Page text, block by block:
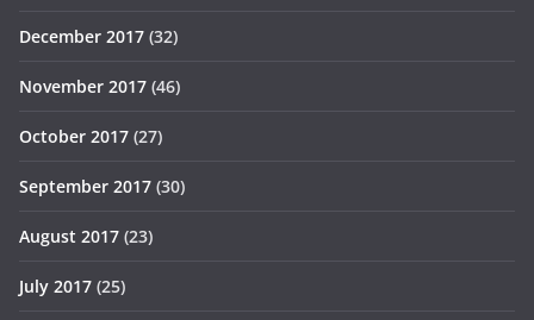
December 2017 (32)
November 2017 (46)
October 2017 (27)
September 2017 (30)
August 2017 (23)
July 2017 (25)